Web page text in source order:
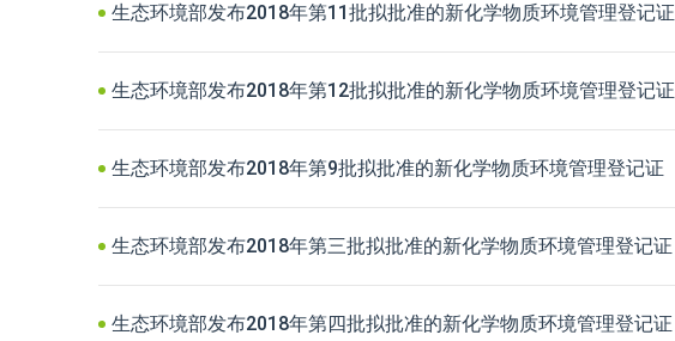
生态环境部发布2018年第11批拟批准的新化学物质环境管理登记证
生态环境部发布2018年第12批拟批准的新化学物质环境管理登记证
生态环境部发布2018年第9批拟批准的新化学物质环境管理登记证
生态环境部发布2018年第三批拟批准的新化学物质环境管理登记证
生态环境部发布2018年第四批拟批准的新化学物质环境管理登记证